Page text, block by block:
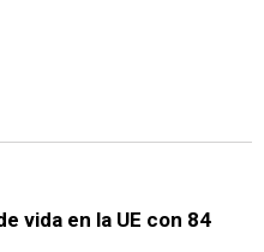
vida en la UE con 84